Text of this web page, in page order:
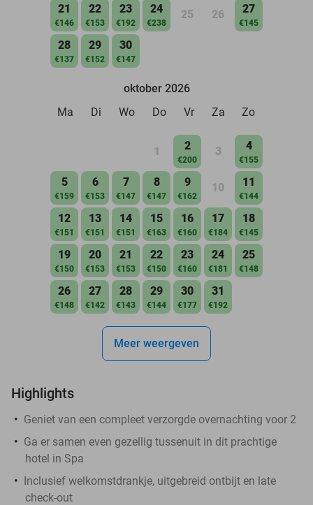
21
€146
22
€153
23
€192
24
€238
25 26 27
€145
28
€137
29
€152
30
€147
oktober 2026
Ma
Di Wo Do Vr Za Zo
1 2
€200
3 4
€155
5
€159
6
€153
7
€147
8
€147
9
€162
10 11
€144
12
€151
13
€151
14
€151
15
€163
16
€160
17
€184
18
€145
19
€150
20
€153
21
€153
22
€150
23
€160
24
€181
25
€148
26
€148
27
€142
28
€143
29
€144
30
€177
31
€192
Meer weergeven
Highlights
Geniet van een compleet verzorgde overnachting voor 2
Ga er samen even gezellig tussenuit in dit prachtige
hotel in Spa
Inclusief welkomstdrankje, uitgebreid ontbijt en late
check-out